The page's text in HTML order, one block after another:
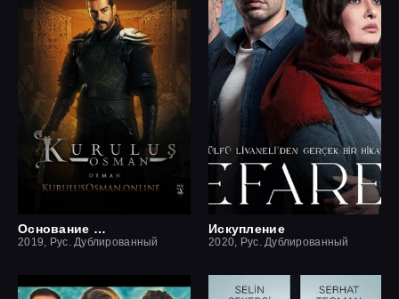
Основание Осман
2019, Рус. Дублированный
Искупление
2020, Рус. Дублированный